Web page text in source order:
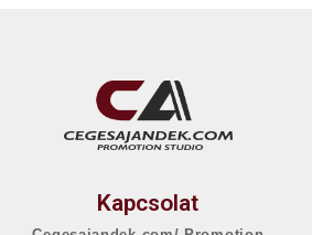
Kapcsolat